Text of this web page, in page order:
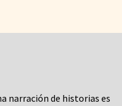
narración de historias es